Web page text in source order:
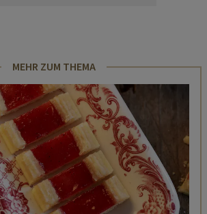
MEHR ZUM THEMA